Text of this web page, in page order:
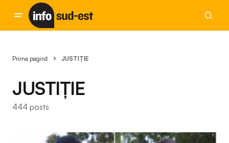
Prima pagină JUSTIȚIE
JUSTIȚIE
444 posts